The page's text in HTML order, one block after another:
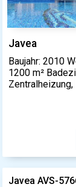
Javea
Baujahr: 2010
1200 m²
Zentralheizung,
Javea AVS-